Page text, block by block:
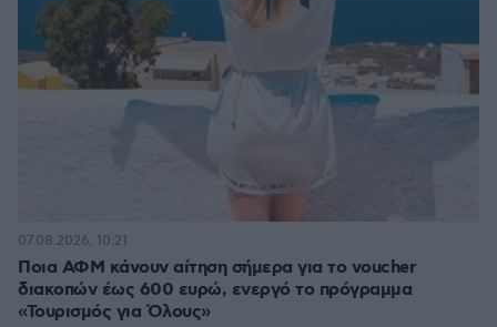
Ποια ΑΦΜ κάνουν αίτηση σήμερα για το voucher
διακοπών έως 600 ευρώ, ενεργό το πρόγραμμα
«Τουρισμός για Όλους»
07.08.2026, 10:21